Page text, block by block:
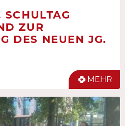
ZUR
DES NEUEN JG.
MEHR